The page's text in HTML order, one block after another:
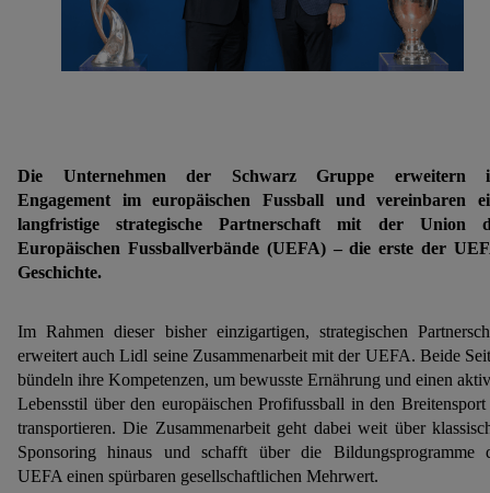
Die Unternehmen der Schwarz Gruppe erweitern
Engagement im europäischen Fussball und vereinbaren
langfristige strategische Partnerschaft mit der Union
Europäischen Fussballverbände (UEFA) – die erste der
Geschichte.
Im Rahmen dieser bisher einzigartigen, strategischen
erweitert auch Lidl seine Zusammenarbeit mit der UEFA. Beide
bündeln ihre Kompetenzen, um bewusste Ernährung und einen
Lebensstil über den europäischen Profifussball in den Breitensport
transportieren. Die Zusammenarbeit geht dabei weit über
Sponsoring hinaus und schafft über die Bildungsprogramme
UEFA einen spürbaren gesellschaftlichen Mehrwert.